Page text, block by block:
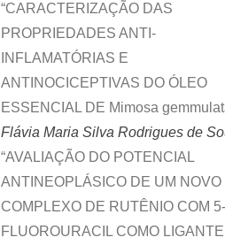
“CARACTERIZAÇÃO DAS
PROPRIEDADES ANTI-
INFLAMATÓRIAS E
ANTINOCICEPTIVAS DO ÓLEO
ESSENCIAL DE Mimosa
Flávia Maria Silva Rodrigues de
“AVALIAÇÃO DO POTENCIAL
ANTINEOPLÁSICO DE UM NOVO
COMPLEXO DE RUTÊNIO COM 5-
FLUOROURACIL COMO